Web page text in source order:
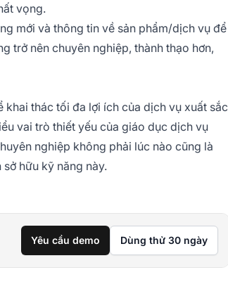
vọng.
mới và thông tin về sản phẩm/dịch vụ để
trở nên chuyên nghiệp, thành thạo hơn,
thác tối đa lợi ích của dịch vụ xuất sắc
vai trò thiết yếu của giáo dục dịch vụ
nghiệp không phải lúc nào cũng là
hữu kỹ năng này.
Yêu cầu demo Dùng thử 30 ngày